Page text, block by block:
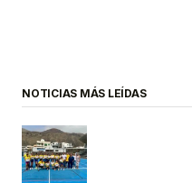
NOTICIAS MÁS LEÍDAS